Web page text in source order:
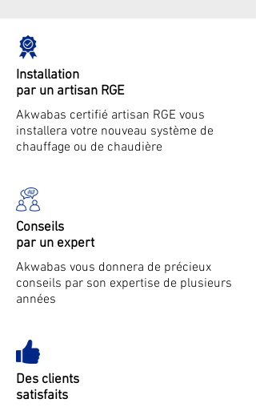
Installation
par un artisan RGE
Akwabas certifié artisan RGE vous
installera votre nouveau système de
chauffage ou de chaudière
Conseils
par un expert
Akwabas vous donnera de précieux
conseils par son expertise de plusieurs
années
Des clients
satisfaits